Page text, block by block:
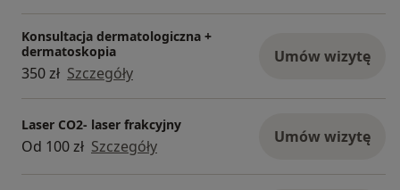
Konsultacja dermatologiczna +
dermatoskopia
350 zł Szczegóły
Umów wizytę
Laser CO2- laser frakcyjny
Od 100 zł Szczegóły Umów wizytę